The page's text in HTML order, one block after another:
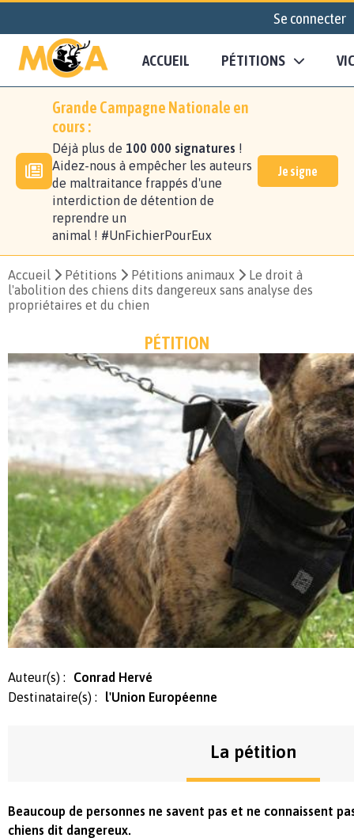
Se connecter
ACCUEIL PÉTITIONS
Grande Campagne Nationale en
cours :
Déjà plus de 100 000 signatures !
Aidez-nous à empêcher les auteurs
de maltraitance frappés d'une
interdiction de détention de
reprendre un
animal ! #UnFichierPourEux
Je signe
Accueil Pétitions Pétitions animaux
Le droit à
l'abolition des chiens dits dangereux sans analyse des
propriétaires et du chien
PÉTITION
Auteur(s) :
Conrad Hervé
Destinataire(s) :
l'Union Européenne
La pétition
Beaucoup de personnes ne savent pas et ne connaissent
chiens dit dangereux.